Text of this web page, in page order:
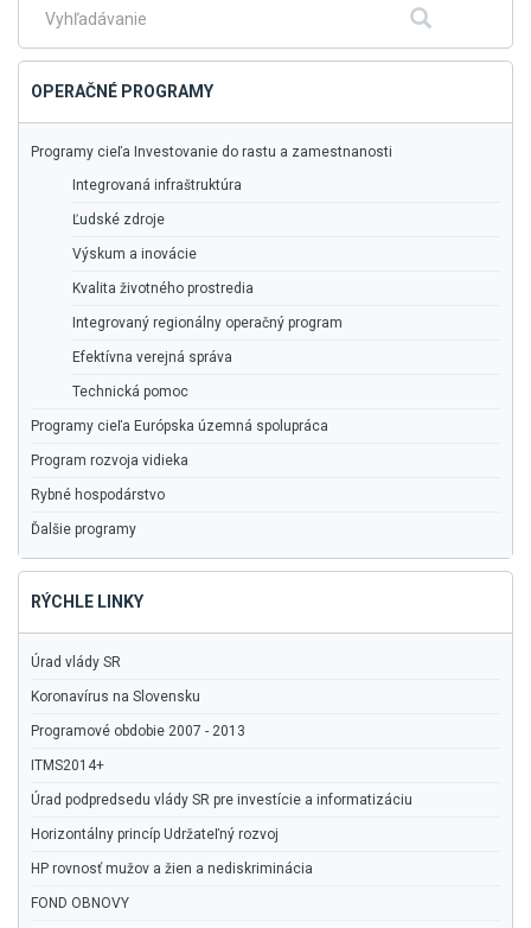
menu
Fulltextové
Hľadať
OPERAČNÉ PROGRAMY
Programy cieľa Investovanie do rastu a zamestnanosti
Integrovaná infraštruktúra
Ľudské zdroje
Výskum a inovácie
Kvalita životného prostredia
Integrovaný regionálny operačný program
Efektívna verejná správa
Technická pomoc
Programy cieľa Európska územná spolupráca
Program rozvoja vidieka
Rybné hospodárstvo
Ďalšie programy
RÝCHLE LINKY
Úrad vlády SR
Koronavírus na Slovensku
Programové obdobie 2007 - 2013
ITMS2014+
Úrad podpredsedu vlády SR pre investície a informatizáciu
Horizontálny princíp Udržateľný rozvoj
HP rovnosť mužov a žien a nediskriminácia
FOND OBNOVY